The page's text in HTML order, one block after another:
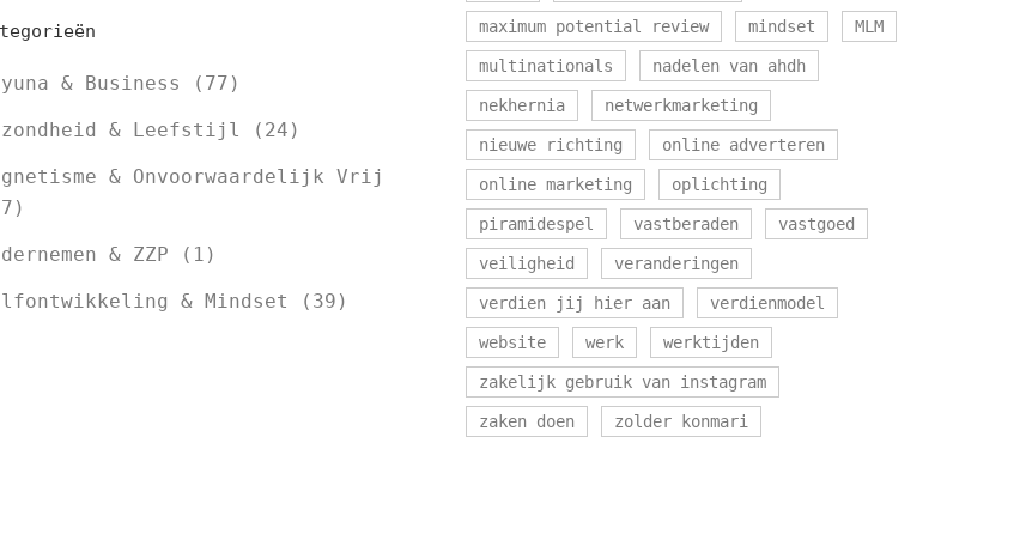
& Business (77)
& Leefstijl (24)
& Onvoorwaardelijk Vrij
& ZZP (1)
& Mindset (39)
maximum potential review mindset MLM
multinationals nadelen van ahdh
nekhernia netwerkmarketing
nieuwe richting online adverteren
online marketing oplichting
piramidespel vastberaden vastgoed
veiligheid veranderingen
verdien jij hier aan verdienmodel
website werk werktijden
zakelijk gebruik van instagram
zaken doen zolder konmari